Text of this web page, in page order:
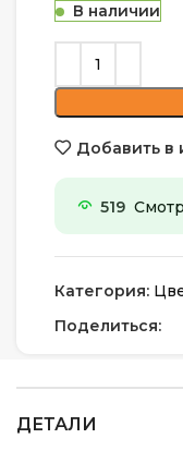
В наличии
Добавить в
519
Категория:
Поделиться:
ДЕТАЛИ